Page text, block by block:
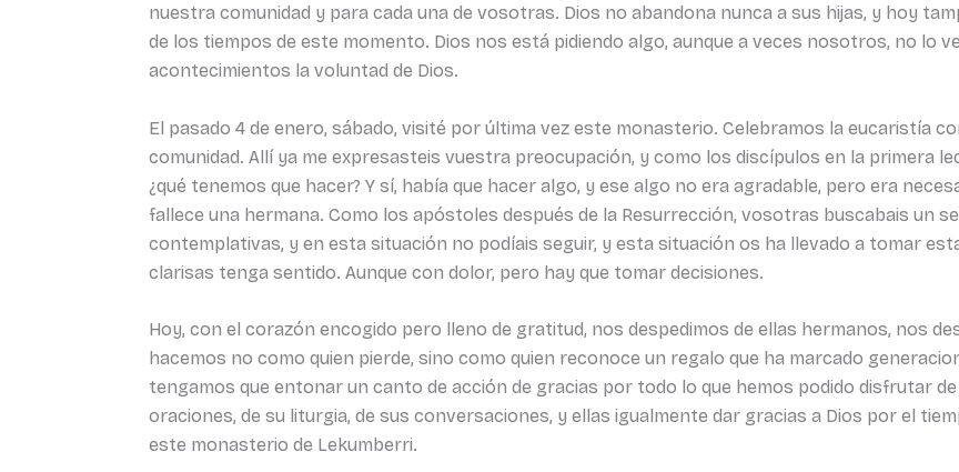
nuestra comunidad y para cada una de vosotras. Dios no abandona nunca a sus hijas, y hoy
de los tiempos de este momento. Dios nos está pidiendo algo, aunque a veces nosotros, no lo
acontecimientos la voluntad de Dios.
El pasado 4 de enero, sábado, visité por última vez este monasterio. Celebramos la eucaristía
comunidad. Allí ya me expresasteis vuestra preocupación, y como los discípulos en la primera
¿qué tenemos que hacer? Y sí, había que hacer algo, y ese algo no era agradable, pero era
fallece una hermana. Como los apóstoles después de la Resurrección, vosotras buscabais un
contemplativas, y en esta situación no podíais seguir, y esta situación os ha llevado a tomar
clarisas tenga sentido. Aunque con dolor, pero hay que tomar decisiones.
Hoy, con el corazón encogido pero lleno de gratitud, nos despedimos de ellas hermanos, nos
hacemos no como quien pierde, sino como quien reconoce un regalo que ha marcado
tengamos que entonar un canto de acción de gracias por todo lo que hemos podido disfrutar
oraciones, de su liturgia, de sus conversaciones, y ellas igualmente dar gracias a Dios por el
este monasterio de Lekumberri.